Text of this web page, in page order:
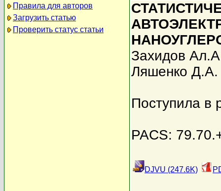
Правила для авторов
Загрузить статью
Проверить статус статьи
Захидов
Ляшенко Д.А.
Поступила в
PACS:
DJVU (247.6K)